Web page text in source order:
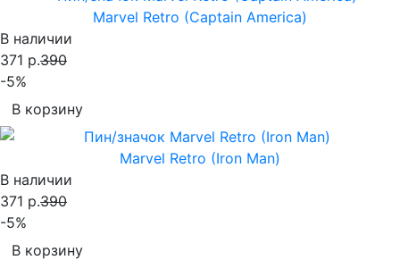
Marvel Retro (Captain America)
В наличии
371 р.390
-5%
В корзину
Marvel Retro (Iron Man)
В наличии
371 р.390
-5%
В корзину